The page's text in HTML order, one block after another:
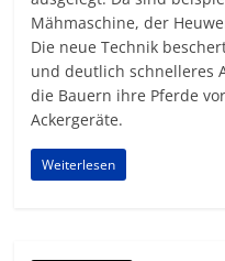
Mähmaschine, der
Die neue Technik
und deutlich schnelleres
die Bauern ihre Pferde
Ackergeräte.
Weiterlesen